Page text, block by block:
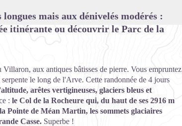
mais aux dénivelés modérés :
itinérante ou découvrir le Parc de la
aux antiques bâtisses de pierre. Vous empruntez
le long de l'Arve. Cette randonnée de 4 jours
arêtes vertigineuses, glaciers bleus et
: le Col de la Rocheure qui, du haut de ses 2916 m
Pointe de Méan Martin, les sommets glaciaires
Casse. Superbe !